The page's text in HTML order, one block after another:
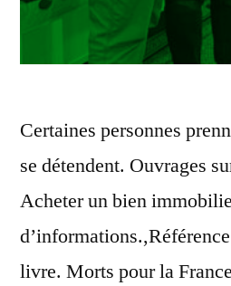
Certaines personnes
se détendent. Ouvrages
Acheter un bien
livre. Morts pour la